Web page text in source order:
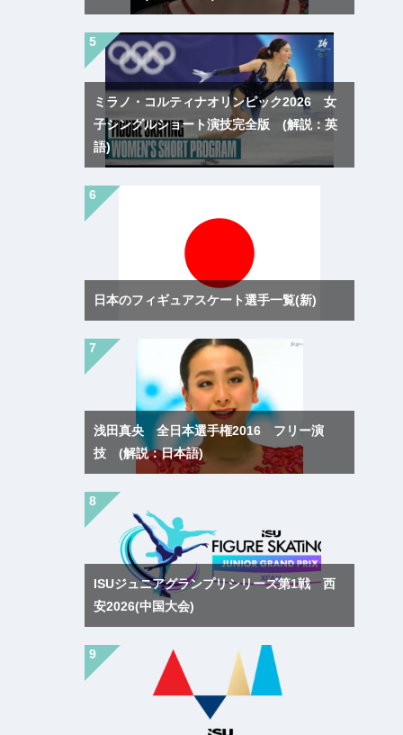
ミラノ・コルティナオリンピック2026 女
子シングルショート演技完全版 (解説：英
語)
日本のフィギュアスケート選手一覧(新)
浅田真央 全日本選手権2016 フリー演
技 (解説：日本語)
ISUジュニアグランプリシリーズ第1戦 西
安2026(中国大会)